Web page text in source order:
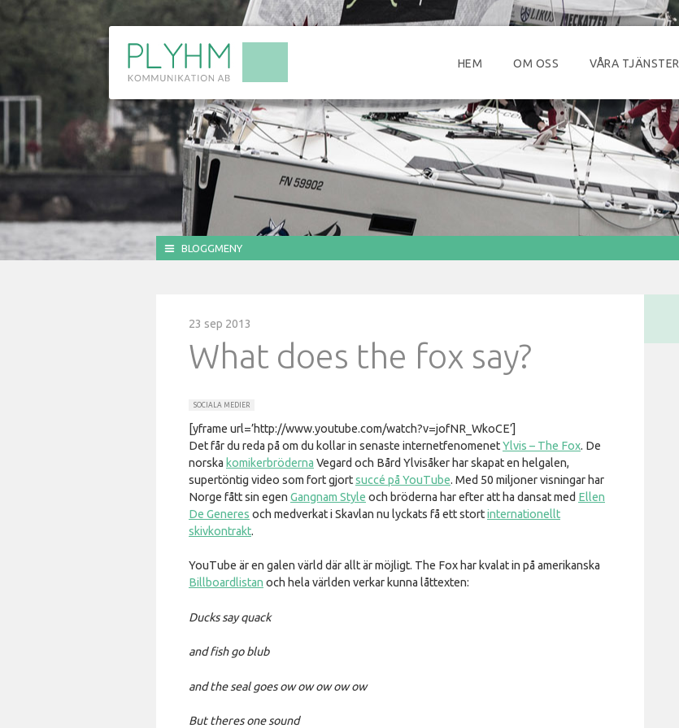
HEM OM OSS VÅRA TJÄNSTER
BLOGGMENY
23 sep 2013
What does the fox say?
SOCIALA MEDIER
[yframe url=’http://www.youtube.com/watch?v=jofNR_WkoCE’]
Det får du reda på om du kollar in senaste internetfenomenetYlvis – The Fox. De
norska komikerbröderna Vegard och Bård Ylvisåker har skapat en helgalen,
supertöntig video som fort gjortsuccé på YouTube. Med 50 miljoner visningar har
Norge fått sin egen Gangnam Style och bröderna har efter att ha dansat med Ellen
De Generes och medverkat i Skavlan nu lyckats få ett stortinternationellt
skivkontrakt.
YouTube är en galen värld där allt är möjligt. The Fox har kvalat in på amerikanska
Billboardlistan och hela världen verkar kunna låttexten:
Ducks say quack
and fish go blub
and the seal goes ow ow ow ow ow
But theres one sound